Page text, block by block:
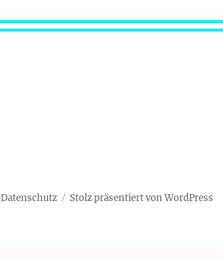
Datenschutz Stolz präsentiert von WordPress